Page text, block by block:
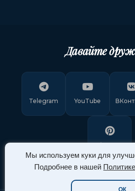
Мы используем куки для
Подробнее в нашей
ОК
Давайте
Telegram YouTube
Pinterest